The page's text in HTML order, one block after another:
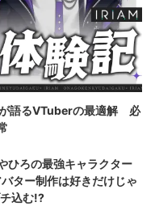
が語るVTuberの最適解 必
ひろの最強キャラクター
ター制作は好きだけじゃ
込む!?